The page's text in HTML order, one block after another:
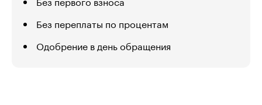
Без первого взноса
Без переплаты по процентам
Одобрение в день обращения